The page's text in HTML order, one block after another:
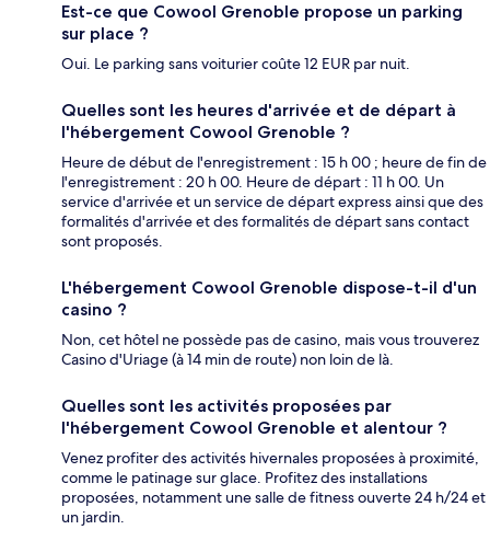
Est-ce que Cowool Grenoble propose un parking
sur place ?
Oui. Le parking sans voiturier coûte 12 EUR par nuit.
Quelles sont les heures d'arrivée et de départ à
l'hébergement Cowool Grenoble ?
Heure de début de l'enregistrement : 15 h 00 ; heure de fin de
l'enregistrement : 20 h 00. Heure de départ : 11 h 00. Un
service d'arrivée et un service de départ express ainsi que des
formalités d'arrivée et des formalités de départ sans contact
sont proposés.
L'hébergement Cowool Grenoble dispose-t-il d'un
casino ?
Non, cet hôtel ne possède pas de casino, mais vous trouverez
Casino d'Uriage (à 14 min de route) non loin de là.
Quelles sont les activités proposées par
l'hébergement Cowool Grenoble et alentour ?
Venez profiter des activités hivernales proposées à proximité,
comme le patinage sur glace. Profitez des installations
proposées, notamment une salle de fitness ouverte 24 h/24 et
un jardin.